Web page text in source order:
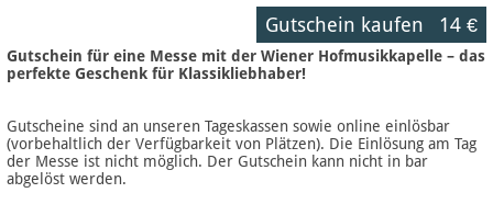
Gutschein kaufen 14 €
Gutschein für eine Messe mit der Wiener Hofmusikkapelle – das
perfekte Geschenk für Klassikliebhaber!
Gutscheine sind an unseren Tageskassen sowie online einlösbar
(vorbehaltlich der Verfügbarkeit von Plätzen). Die Einlösung am Tag
der Messe ist nicht möglich. Der Gutschein kann nicht in bar
abgelöst werden.